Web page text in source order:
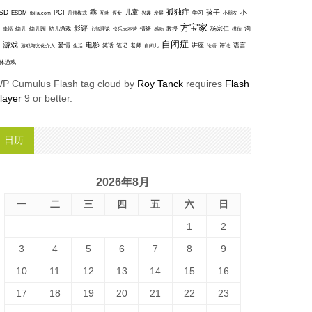
ESDM fbjia.com PCI 丹佛模式 乖 互动 侄女 儿童 兴趣 发展 孤独症 学习 孩子 小朋友 小
幸福 幼儿 幼儿园 幼儿游戏 影评 心智理论 快乐大本营 情绪 感动 教授 方宝家 杨宗仁 模仿 沟
游戏 游戏与文化介入 爱情 生活 电影 笑话 笔记 老师 自闭儿 自闭症 讲座 论语 评论 语言
游戏
Cumulus Flash tag cloud by Roy Tanck requires Flash
9 or better.
日历
2026年8月
一 二 三 四 五 六
日
1
2
3
4 5 6 7 8
9
10
11 12 13 14 15
16
17
18 19 20 21 22
23